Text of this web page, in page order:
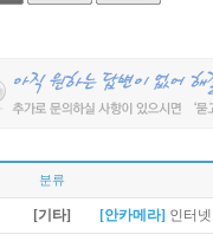
분류
[기타] [안카메라] 인터